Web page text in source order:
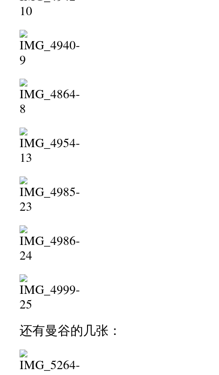
还有曼谷的几张：